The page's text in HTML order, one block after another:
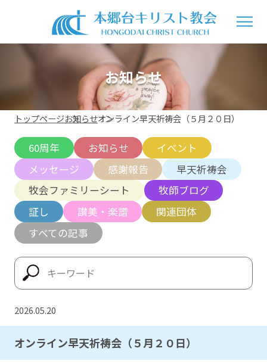
お知らせ
トップページお知らせオンライン早天祈祷会（５月２０日）
60周年 お知らせ
イベント
メッセージ
感謝報告
早天祈祷会
牧会ファミリーシート
牧師ブログ
証し
讃美・楽譜
関連団体
すべての記事
2026.05.20
オンライン早天祈祷会（５月２０日）